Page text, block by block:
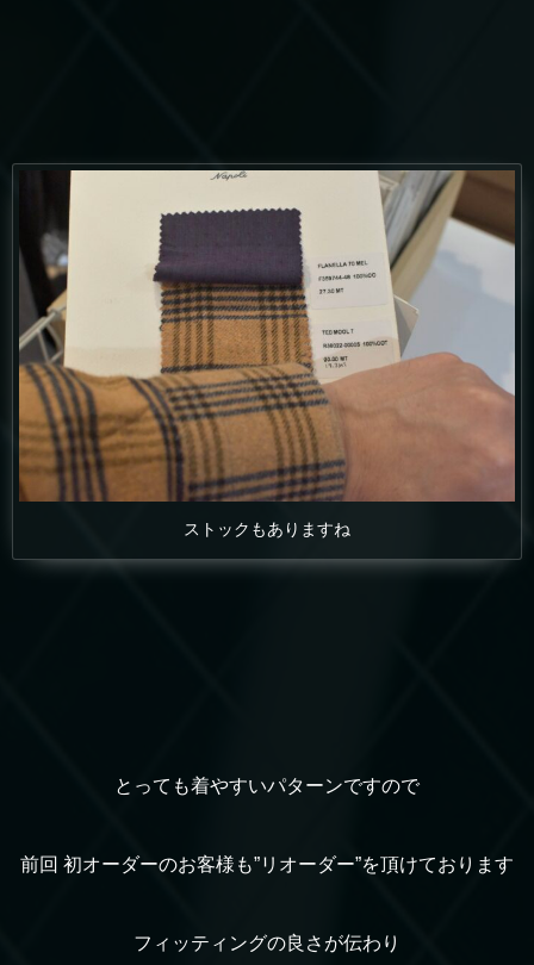
ストックもありますね
とっても着やすいパターンですので
前回 初オーダーのお客様も”リオーダー”を頂けております
フィッティングの良さが伝わり